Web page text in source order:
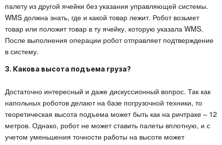
палету из другой ячейки без указания управляющей системы.
WMS должна знать, где и какой товар лежит. Робот возьмет
товар или положит товар в ту ячейку, которую указала WMS.
После выполнения операции робот отправляет подтверждение
в систему.
3. Какова высота подъема груза?
Достаточно интересный и даже дискуссионный вопрос. Так как
напольных роботов делают на базе погрузочной техники, то
теоретическая высота подъема может быть как на ричтраке – 12
метров. Однако, робот не может ставить палеты вплотную, и с
учетом уменьшения точности работы на высоте может